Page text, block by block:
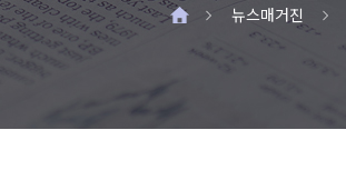
홈 뉴스매거진